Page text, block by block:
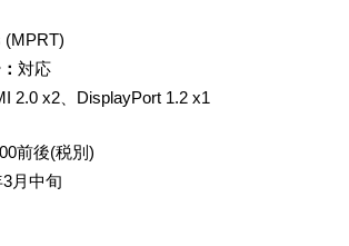
(MPRT)
対応
2.0 x2、DisplayPort 1.2 x1
前後(税別)
3月中旬